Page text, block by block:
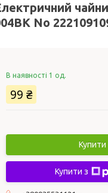
No
В наявності 1 од.
99 ₴
Купити
Купити з